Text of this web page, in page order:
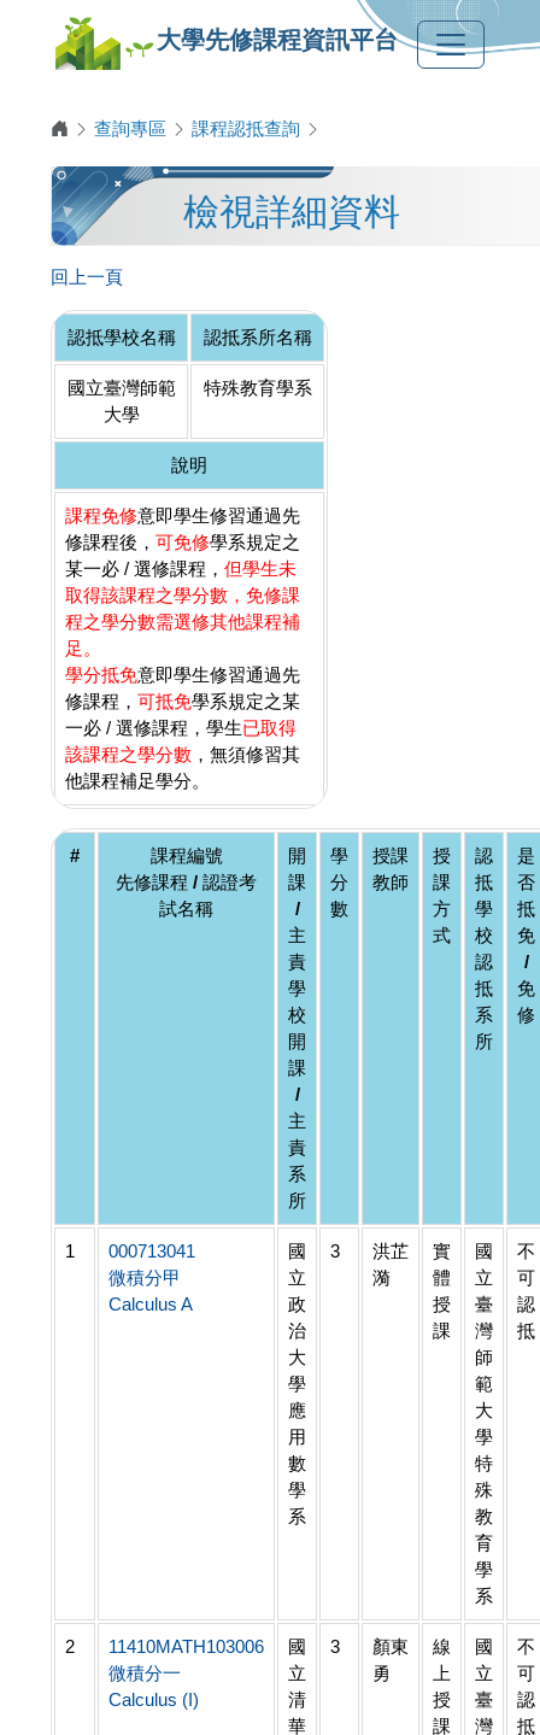
大學先修課程資訊平台
查詢專區 課程認抵查詢
檢視詳細資料
回上一頁
認抵學校名稱 認抵系所名稱
國立臺灣師範
大學
特殊教育學系
說明
課程免修意即學生修習通過先
修課程後， 可免修學系規定之
某一必 / 選修課程， 但學生未
取得該課程之學分數，免修課
程之學分數需選修其他課程補
足。
學分抵免意即學生修習通過先
修課程， 可抵免學系規定之某
一必 / 選修課程，學生已取得
該課程之學分數 ，無須修習其
他課程補足學分。
#
課程編號
先修課程 / 認證考
試名稱
開
課
/
主
責
學
校
開
課
/
主
責
系
所
學
分
數
授課
教師
授
課
方
式
認
抵
學
校
認
抵
系
所
是
否
抵
免
/
免
修
1
000713041
微積分甲
Calculus A
國
立
政
治
大
學
應
用
數
學
系
3
洪芷
漪
實
體
授
課
國
立
臺
灣
師
範
大
學
特
殊
教
育
學
系
不
可
認
抵
2
11410MATH103006
微積分一
Calculus (I)
國
立
清
華
3
顏東
勇
線
上
授
課
國
立
臺
灣
不
可
認
抵